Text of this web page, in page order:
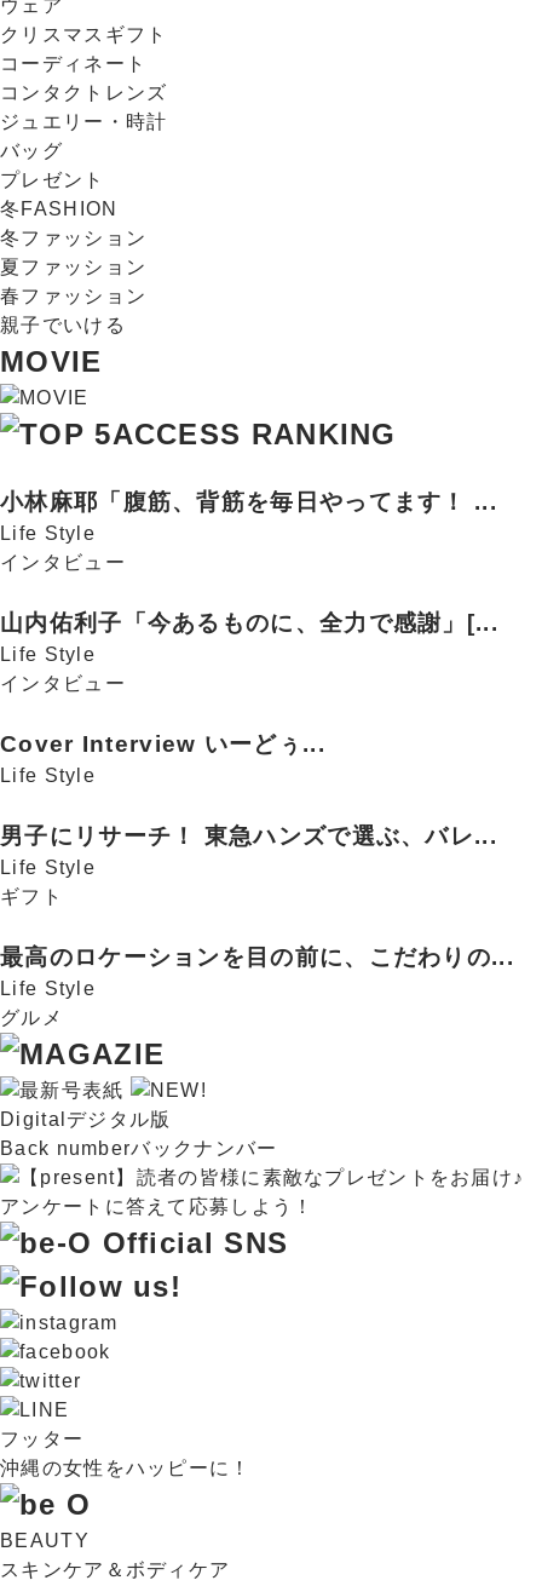
ウェア
クリスマスギフト
コーディネート
コンタクトレンズ
ジュエリー・時計
バッグ
プレゼント
冬FASHION
冬ファッション
夏ファッション
春ファッション
親子でいける
MOVIE
ACCESS RANKING
小林麻耶「腹筋、背筋を毎日やってます！ ...
Life Style
インタビュー
山内佑利子「今あるものに、全力で感謝」[...
Life Style
インタビュー
Cover Interview いーどぅ...
Life Style
男子にリサーチ！ 東急ハンズで選ぶ、バレ...
Life Style
ギフト
最高のロケーションを目の前に、こだわりの...
Life Style
グルメ
Digital デジタル版
Back numberバックナンバー
フッター
沖縄の女性をハッピーに！
BEAUTY
スキンケア＆ボディケア